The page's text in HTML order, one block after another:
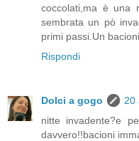
coccolati,ma è una
sembrata un pò
primi passi.Un
Rispondi
Dolci a gogo
20
nitte invadente?e
davvero!!bacioni